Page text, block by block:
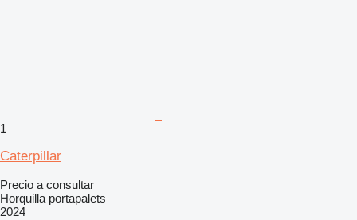
1
Caterpillar
Precio a consultar
Horquilla portapalets
2024